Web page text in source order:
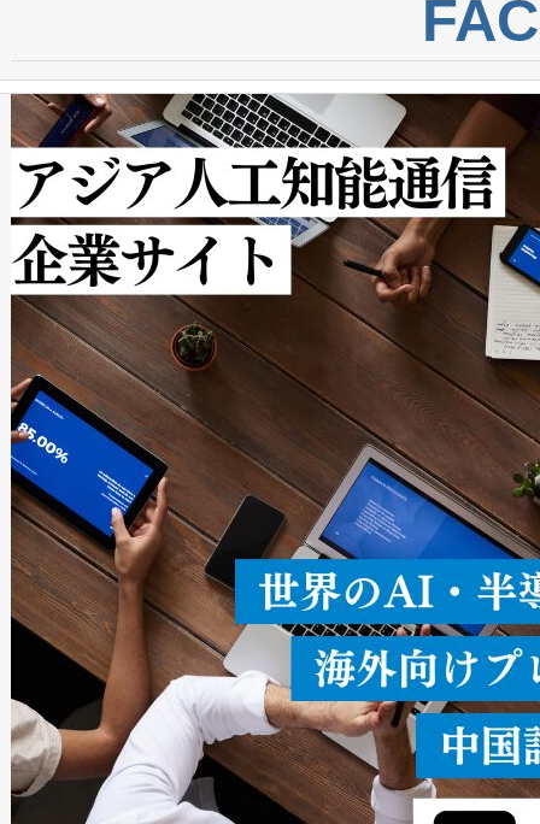
からシステム統合、試運転、
クルの各段階のデータを監視
[…]
では、反射率10％のターゲッ
で向上し、最大検知距離は
ットだけで最大1キロメート
ルの変電所周囲を監視でき、
作業と点群処理を簡素化でき
Avia 2は、2種類のFOVオプシ
× 80°のノーマルモード、長
ードを切り替えて使用するこ
ることなく、単一のデバイス
うにします。遠距離まで届く
密度なスキャ […]